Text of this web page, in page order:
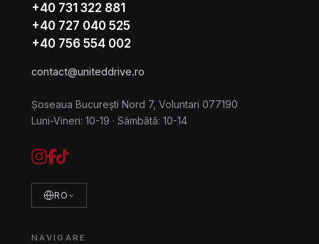
+40 731 322 881
+40 727 040 525
+40 756 554 002
contact@uniteddrive.ro
Șoseaua București Nord 7, Voluntari 077190
Luni-Vineri: 10-19 · Sâmbătă: 10-14
RO
NAVIGARE